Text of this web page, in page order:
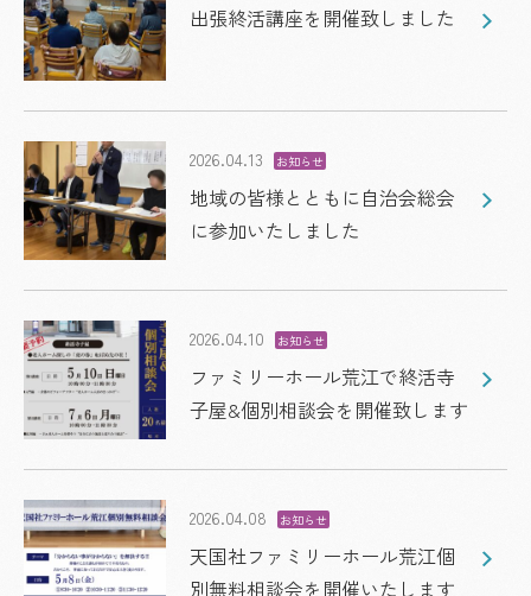
出張終活講座を開催致しました
2026.04.13 お知らせ
地域の皆様とともに自治会総会
に参加いたしました
2026.04.10 お知らせ
ファミリーホール荒江で終活寺
子屋&個別相談会を開催致します
2026.04.08 お知らせ
天国社ファミリーホール荒江個
別無料相談会を開催いたします